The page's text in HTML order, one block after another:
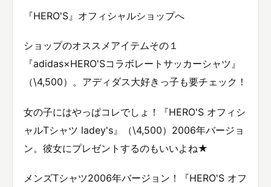
『HERO'S』オフィシャルショップへ
ショップのオススメアイテムその１
『adidas×HERO'Sコラボレートサッカーシャツ』
（\4,500）。アディダス大好きっ子も要チェック！
女の子にはやっぱコレでしょ！『HERO'S オフィシ
ャルTシャツ ladey's』（\4,500）2006年バージョ
ン。彼女にプレゼントするのもいいよね★
メンズTシャツ2006年バージョン！『HERO'S オフ